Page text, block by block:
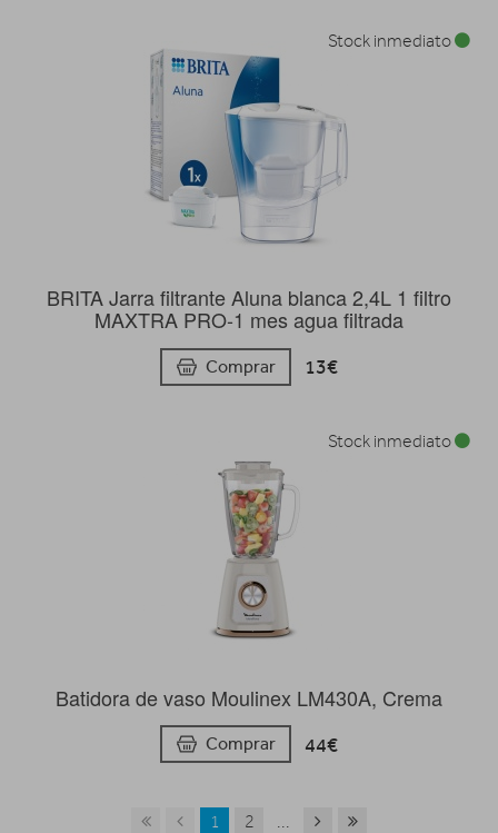
BRITA Jarra filtrante Aluna blanca 2,4L 1 filtro
MAXTRA PRO-1 mes agua filtrada
Comprar 13€
Stock inmediato
Batidora de vaso Moulinex LM430A, Crema
Comprar 44€
Stock inmediato
1 2 ...